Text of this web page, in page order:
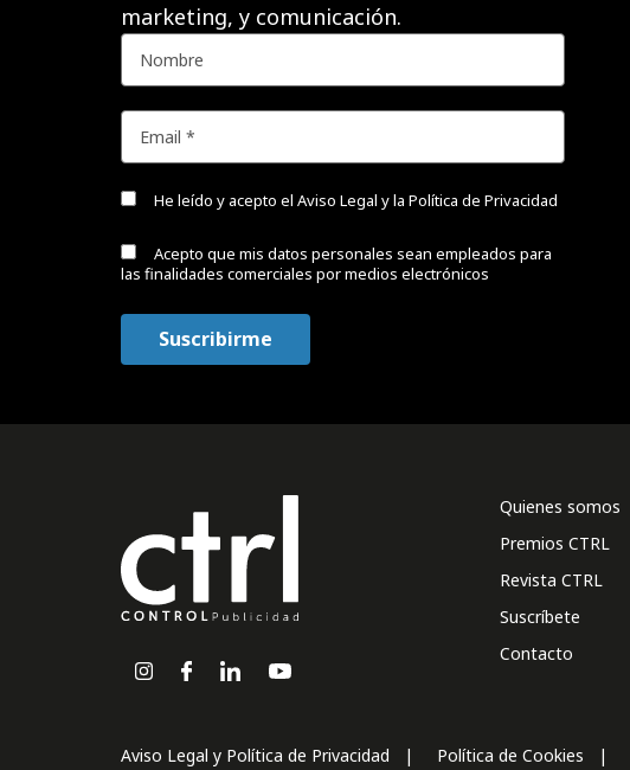
marketing, y comunicación.
He leído y acepto el Aviso Legal y la Política de Privacidad
Acepto que mis datos personales sean empleados para
las finalidades comerciales por medios electrónicos
Quienes somos
Premios CTRL
Revista CTRL
Suscríbete
Contacto
Aviso Legal y Política de Privacidad Política de Cookies